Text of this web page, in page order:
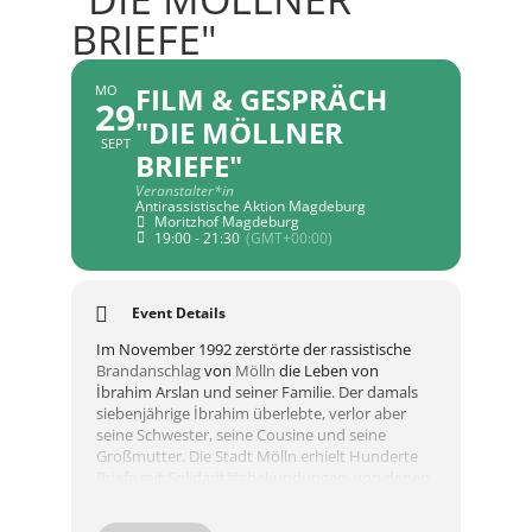
BRIEFE"
MO
29
SEPT
FILM & GESPRÄCH
"DIE MÖLLNER
BRIEFE"
Veranstalter*in
Antirassistische Aktion Magdeburg
Moritzhof Magdeburg
19:00 - 21:30 (GMT+00:00)
Event Details
Im November 1992 zerstörte der rassistische
Brandanschlagvon Mölln die Leben von
İbrahim Arslan und seiner Familie. Der damals
siebenjährige İbrahim überlebte, verlor aber
seine Schwester, seine Cousine und seine
Großmutter. Die Stadt Mölln erhielt Hunderte
Der Film folgt İbrahim bei der Entdeckung dieser